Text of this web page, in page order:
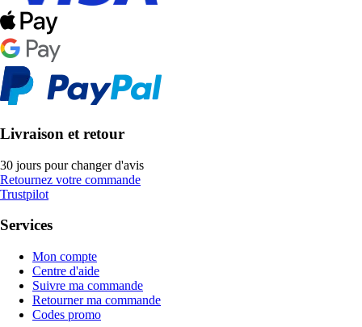
Livraison et retour
30 jours pour changer d'avis
Retournez votre commande
Trustpilot
Services
Mon compte
Centre d'aide
Suivre ma commande
Retourner ma commande
Codes promo